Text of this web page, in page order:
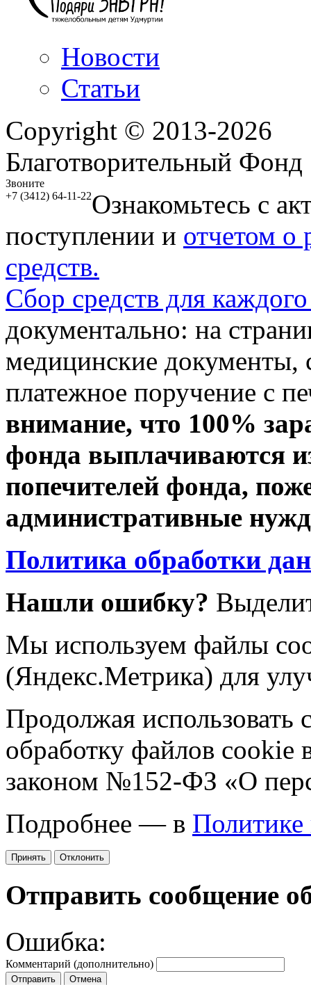
Новости
Статьи
Copyright © 2013-2026
Благотворительный
Звоните
+7 (3412) 64-11-22Ознакомьтесь с
поступлении и отчетом о
средств.
Сбор средств для
документально: на
медицинские документы,
платежное поручение с
внимание, что 100%
фонда выплачиваются
попечителей фонда,
административные
Политика обработки
Нашли ошибку?
Мы используем файлы
(Яндекс.Метрика) для
Продолжая использовать
обработку файлов cookie
законом №152-ФЗ «О
Подробнее — в Политике
Принять Отклонить
Отправить сообщение
Ошибка:
Комментарий (дополнительно)
Отправить
Отмена